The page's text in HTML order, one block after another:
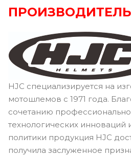
HJC специализируется на
мотошлемов с 1971 года.
сочетанию
технологических инноваций
политики продукция HJC
получила заслуженное